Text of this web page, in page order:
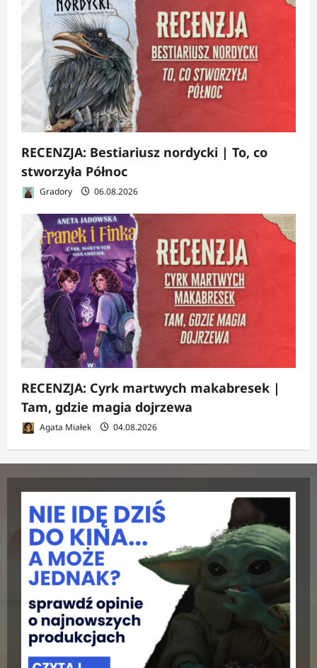
RECENZJA: Bestiariusz nordycki | To, co
stworzyła Północ
Gradory 06.08.2026
RECENZJA: Cyrk martwych makabresek |
Tam, gdzie magia dojrzewa
Agata Miałek 04.08.2026